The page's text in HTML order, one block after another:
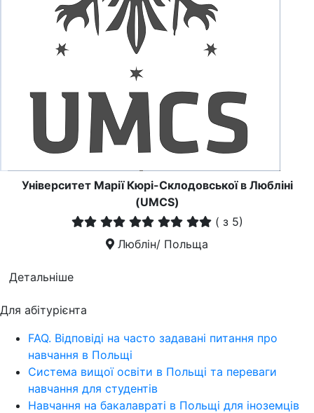
Університет Марії Кюрі-Склодовської в Любліні
(UMCS)
( з 5)
Люблін/ Польща
Детальніше
Для абітурієнта
FAQ. Відповіді на часто задавані питання про
навчання в Польщі
Система вищої освіти в Польщі та переваги
навчання для студентів
Навчання на бакалавраті в Польщі для іноземців